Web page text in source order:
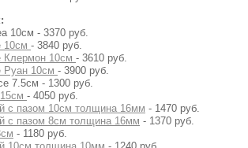
10см - 3370 руб.
10см - 3840 руб.
Клермон 10см - 3610 руб.
Руан 10см - 3900 руб.
7.5см - 1300 руб.
- 4050 руб.
с пазом 10см толщина 16мм - 1470 руб.
с пазом 8см толщина 16мм - 1370 руб.
- 1180 руб.